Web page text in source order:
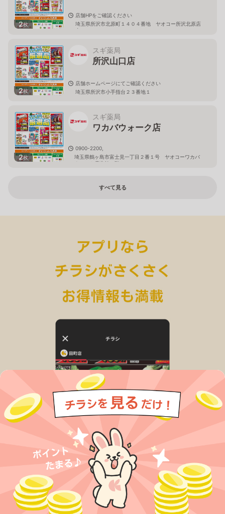
2枚
店舗HPをご確認ください
埼玉県所沢市北原町１４０４番地 ヤオコー所沢北原店
内
2枚
スギ薬局
所沢山口店
店舗ホームページにてご確認ください
埼玉県所沢市小手指台２３番地１
2枚
スギ薬局
ワカバウォーク店
0900-2200,
埼玉県鶴ヶ島市富士見一丁目２番１号 ヤオコーワカバ
ウォーク店北館１階
すべて見る